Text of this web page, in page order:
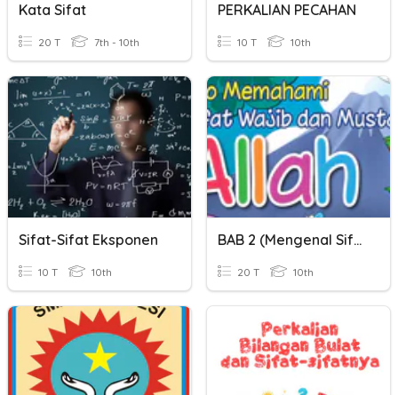
Kata Sifat
20 T 7th - 10th
PERKALIAN PECAHAN
10 T 10th
Sifat-Sifat Eksponen
10 T 10th
BAB 2 (Mengenal Sifat-Sifat Allah)
20 T 10th